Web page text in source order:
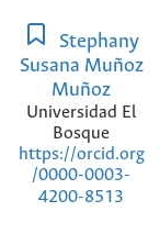
Stephany
Susana Muñoz
Muñoz
Universidad El
Bosque
https://orcid.org
/0000-0003-
4200-8513